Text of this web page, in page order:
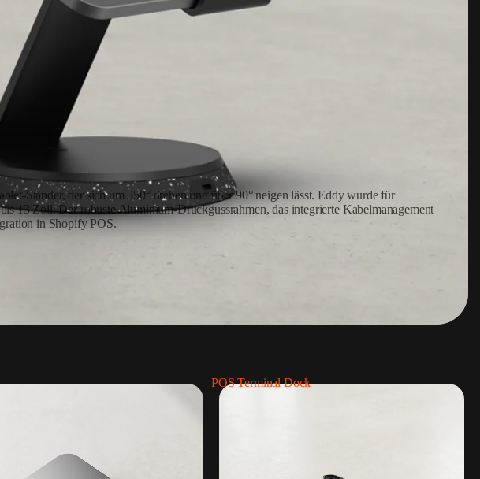
POS Terminal Dock
Ständer, der sich um 350° drehen und über 90° neigen lässt. Eddy wurde für
13 Zoll. Der robuste Aluminium-Druckgussrahmen, das integrierte Kabelmanagement
in Shopify POS.